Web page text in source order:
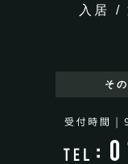
入居 /
そ